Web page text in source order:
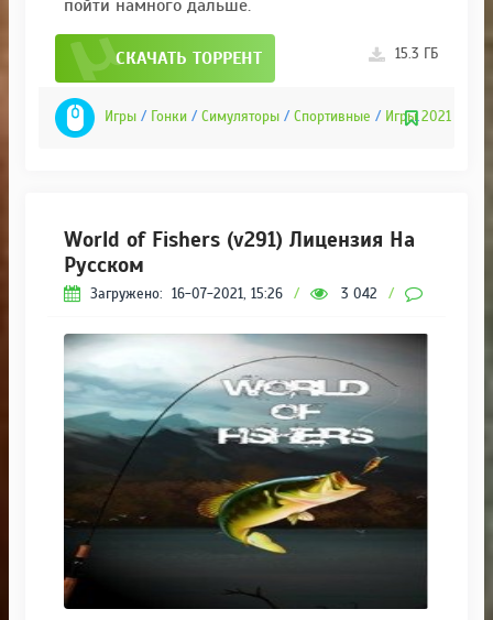
пойти намного дальше.
СКАЧАТЬ ТОРРЕНТ 15.3 ГБ
Игры / Гонки / Симуляторы / Спортивные / Игры 2021
World of Fishers (v291) Лицензия На
Русском
Загружено: 16-07-2021, 15:26 / 3 042 /